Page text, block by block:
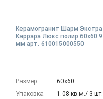
Керамогранит Шарм Экстра
Каррара Люкс полир 60x60 9
мм арт. 610015000550
Размер
60х60
Упаковка
1.08 кв.м./ 3 шт.